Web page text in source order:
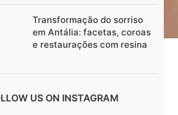
Transformação do sorriso
em Antália: facetas, coroas
e restaurações com resina
US ON INSTAGRAM